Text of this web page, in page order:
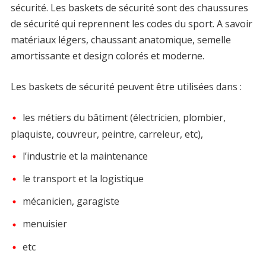
sécurité. Les baskets de sécurité sont des chaussures
de sécurité qui reprennent les codes du sport. A savoir
matériaux légers, chaussant anatomique, semelle
amortissante et design colorés et moderne.
Les baskets de sécurité peuvent être utilisées dans :
les métiers du bâtiment (électricien, plombier,
plaquiste, couvreur, peintre, carreleur, etc),
l’industrie et la maintenance
le transport et la logistique
mécanicien, garagiste
menuisier
etc